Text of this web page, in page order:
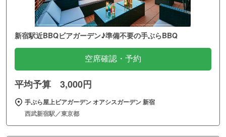
新宿駅近BBQビアガーデン♪準備不要の手ぶらBBQ
空席確認・予約
平均予算 3,000円
手ぶら屋上ビアガーデン オアシスガーデン 新宿
西武新宿駅／東京都